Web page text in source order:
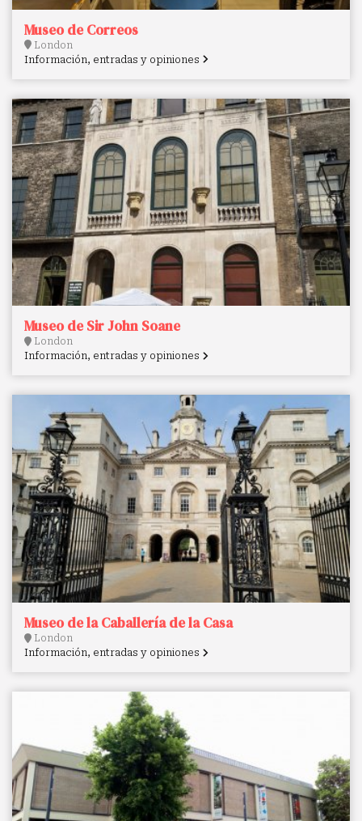
Museo de Correos
London
Información, entradas y opiniones
Museo de Sir John Soane
London
Información, entradas y opiniones
Museo de la Caballería de la Casa
London
Información, entradas y opiniones